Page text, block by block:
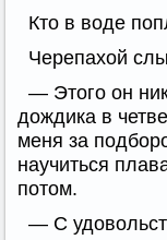
Кто в воде
Черепахой
— Этого он
дождика в
меня за
научиться
потом.
— С